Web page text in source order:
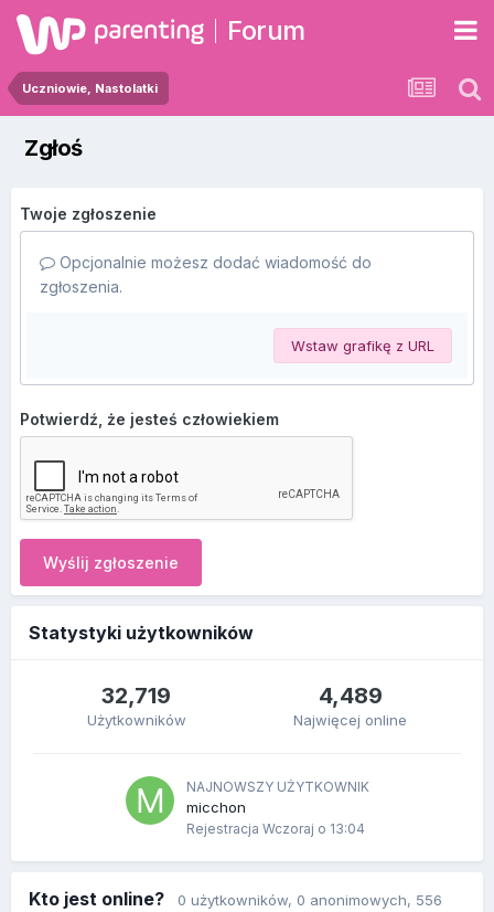
Forum
Uczniowie, Nastolatki
Zgłoś
Twoje zgłoszenie
Opcjonalnie możesz dodać wiadomość do
zgłoszenia.
Wstaw grafikę z URL
Potwierdź, że jesteś człowiekiem
Wyślij zgłoszenie
Statystyki użytkowników
32,719
Użytkowników
4,489
Najwięcej online
NAJNOWSZY UŻYTKOWNIK
micchon
Rejestracja Wczoraj o 13:04
Kto jest online? 0 użytkowników, 0 anonimowych, 556